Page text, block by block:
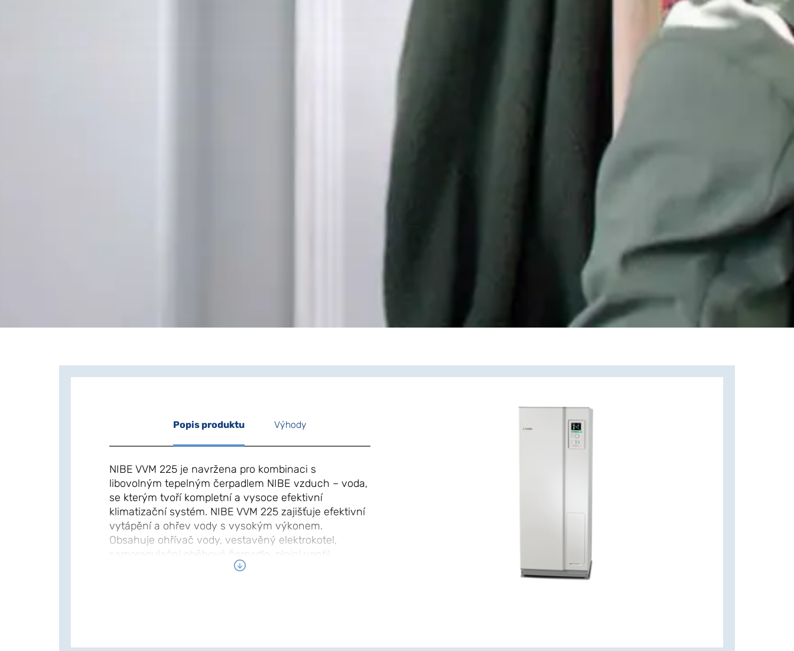
Popis produktu Výhody
NIBE VVM 225 je navržena pro kombinaci s
libovolným tepelným čerpadlem NIBE vzduch – voda,
se kterým tvoří kompletní a vysoce efektivní
klimatizační systém. NIBE VVM 225 zajišťuje efektivní
vytápění a ohřev vody s vysokým výkonem.
Obsahuje ohřívač vody, vestavěný elektrokotel,
samoregulační oběhové čerpadlo, plnicí ventil,
manometr, bezpečnostní ventil a expanzní nádobu.